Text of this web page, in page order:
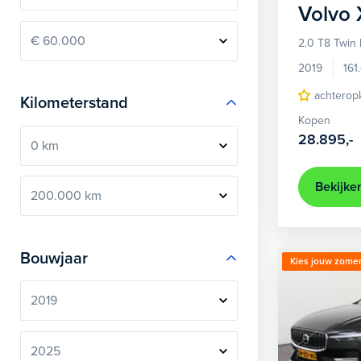
Kilometerstand
Bouwjaar
Volvo
2.0 T8 Twin
2019
Kopen
28.895,-
Kies jouw